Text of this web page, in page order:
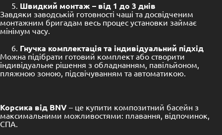
Швидкий монтаж – від 1 до 3 днів
Завдяки заводській готовності чаші та досвідченим
монтажним бригадам весь процес установки займає
мінімум часу.
Гнучка комплектація та індивідуальний підхід
Можна підібрати готовий комплект або створити
індивідуальне рішення з обладнанням, павільйоном,
пляжною зоною, підсвічуванням та автоматикою.
Корсика від BNV – це купити композитний басейн з
максимальними можливостями: плавання, відпочинок,
СПА.